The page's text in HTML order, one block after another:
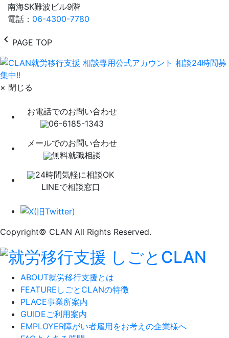
南海SK難波ビル9階
電話： 06-4300-7780
chevron_left PAGE TOP
× 閉じる
お電話でのお問い合わせ
06-6185-1343
メールでのお問い合わせ
無料就職相談
24時間気軽に相談OK
LINEで相談窓口
Copyright© CLAN All Rights Reserved.
ABOUT就労移行支援とは
FEATURE しごとCLANの特徴
PLACE事業所案内
GUIDEご利用案内
EMPLOYER障がい者雇用をお考えの企業様へ